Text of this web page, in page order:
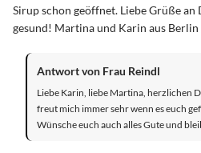
Sirup schon geöffnet. Liebe Grüße
gesund! Martina und Karin aus Berlin
Antwort von Frau Reindl
Liebe Karin, liebe Martina, herzlichen
freut mich immer sehr wenn es euch
Wünsche euch auch alles Gute und